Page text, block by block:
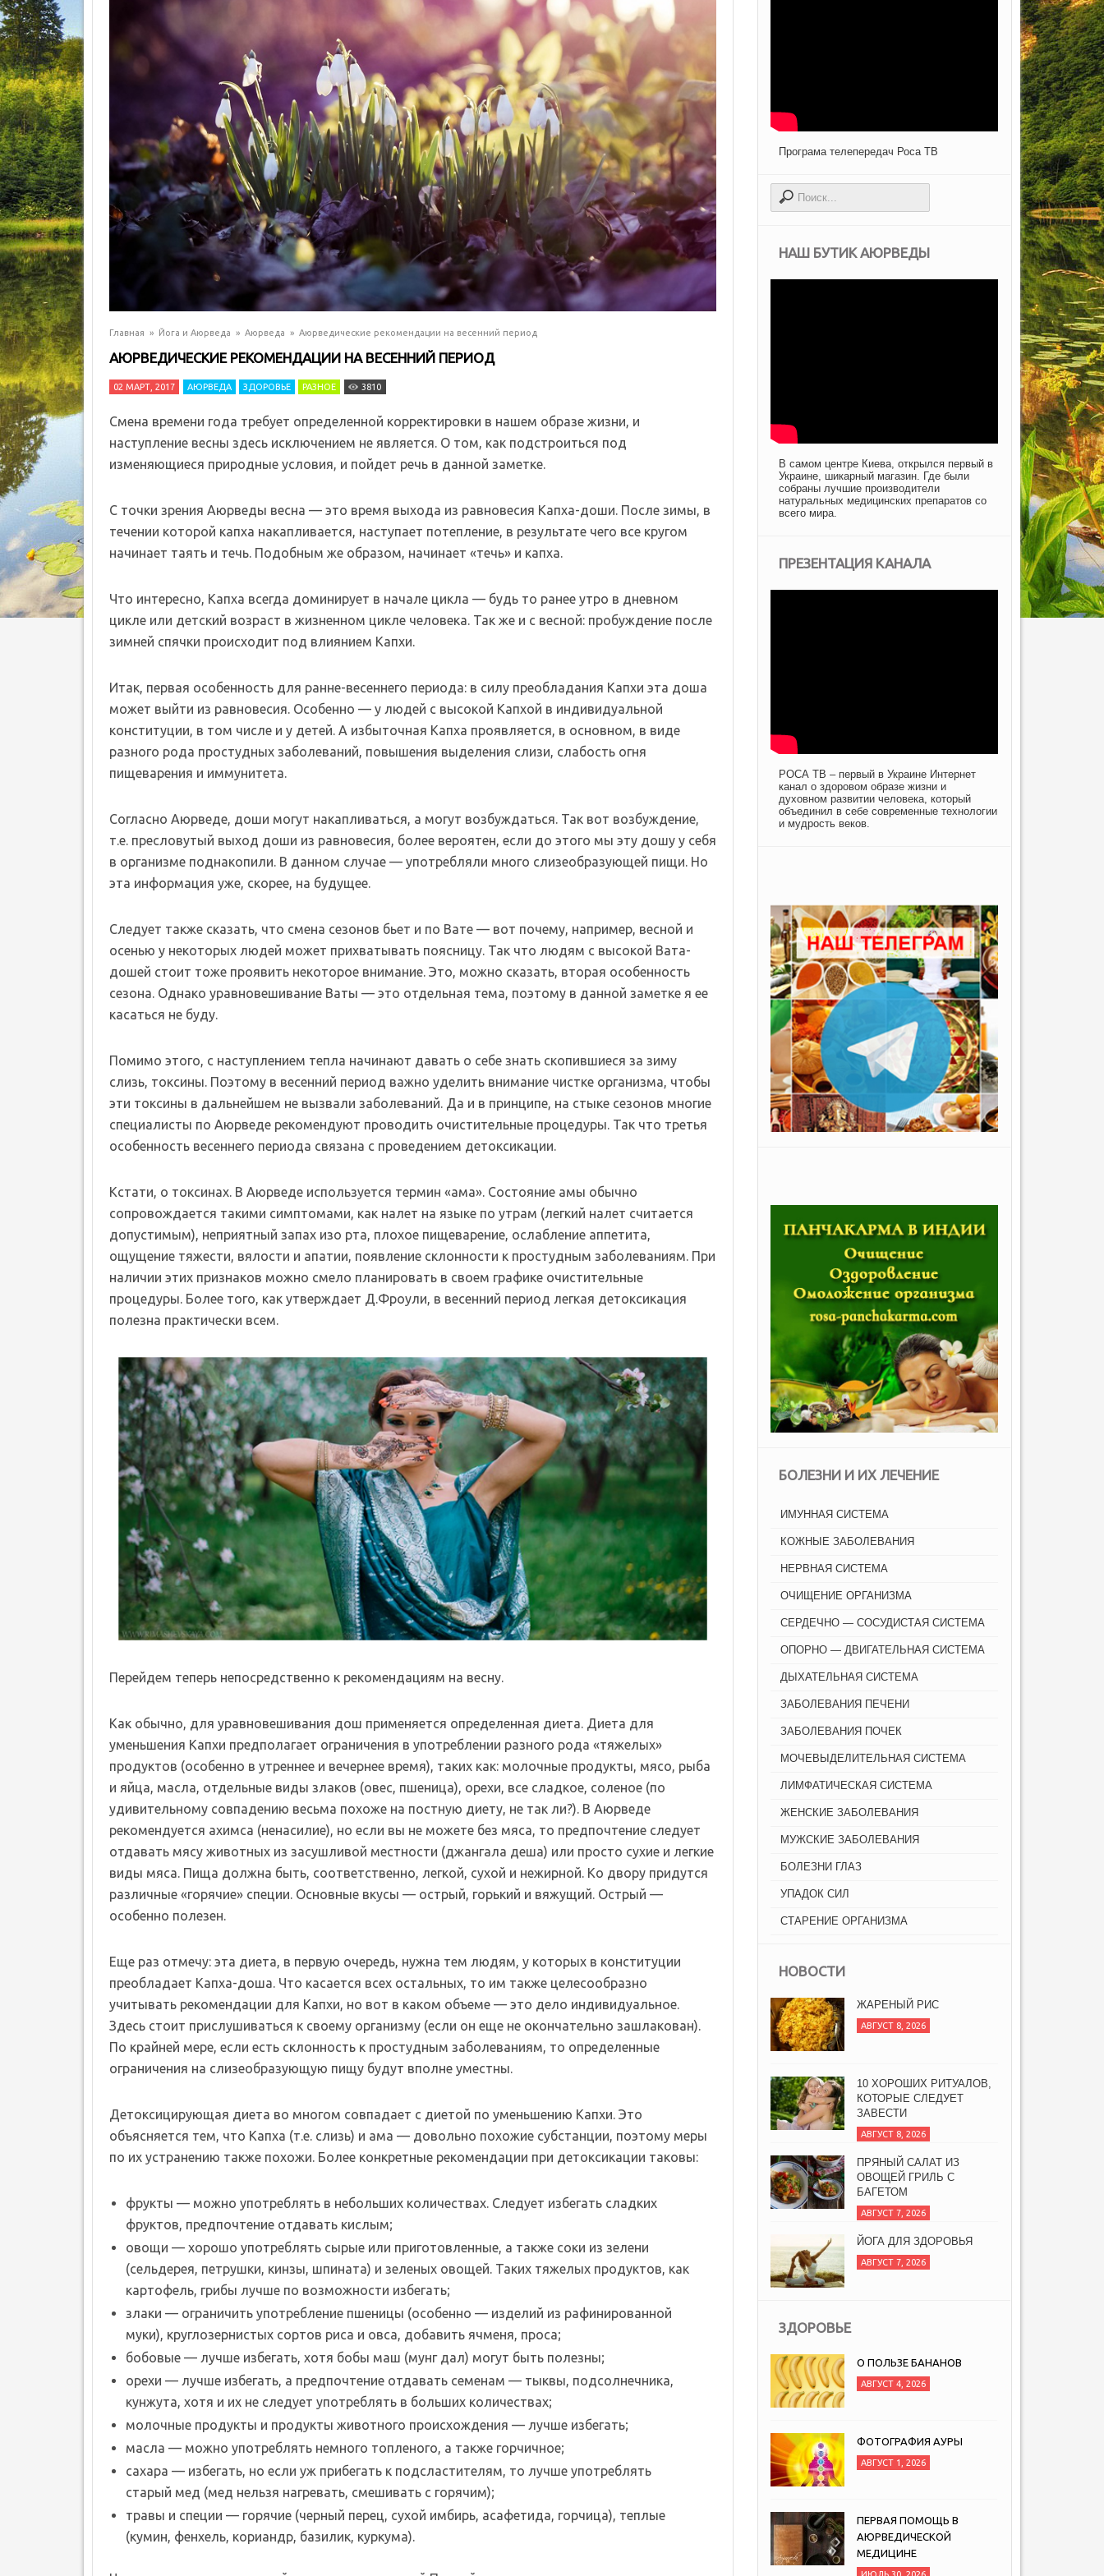
Главная » Йога и Аюрведа » Аюрведа » Аюрведические рекомендации на весенний период
АЮРВЕДИЧЕСКИЕ РЕКОМЕНДАЦИИ НА ВЕСЕННИЙ ПЕРИОД
02 МАРТ, 2017 АЮРВЕДА ЗДОРОВЬЕ РАЗНОЕ 3810
Смена времени года требует определенной корректировки в нашем образе жизни, и
наступление весны здесь исключением не является. О том, как подстроиться под
изменяющиеся природные условия, и пойдет речь в данной заметке.
С точки зрения Аюрведы весна — это время выхода из равновесия Капха-доши. После зимы, в
течении которой капха накапливается, наступает потепление, в результате чего все кругом
начинает таять и течь. Подобным же образом, начинает «течь» и капха.
Что интересно, Капха всегда доминирует в начале цикла — будь то ранее утро в дневном
цикле или детский возраст в жизненном цикле человека. Так же и с весной: пробуждение после
зимней спячки происходит под влиянием Капхи.
Итак, первая особенность для ранне-весеннего периода: в силу преобладания Капхи эта доша
может выйти из равновесия. Особенно — у людей с высокой Капхой в индивидуальной
конституции, в том числе и у детей. А избыточная Капха проявляется, в основном, в виде
разного рода простудных заболеваний, повышения выделения слизи, слабость огня
пищеварения и иммунитета.
Согласно Аюрведе, доши могут накапливаться, а могут возбуждаться. Так вот возбуждение,
т.е. пресловутый выход доши из равновесия, более вероятен, если до этого мы эту дошу у себя
в организме поднакопили. В данном случае — употребляли много слизеобразующей пищи. Но
эта информация уже, скорее, на будущее.
Следует также сказать, что смена сезонов бьет и по Вате — вот почему, например, весной и
осенью у некоторых людей может прихватывать поясницу. Так что людям с высокой Вата-
дошей стоит тоже проявить некоторое внимание. Это, можно сказать, вторая особенность
сезона. Однако уравновешивание Ваты — это отдельная тема, поэтому в данной заметке я ее
касаться не буду.
Помимо этого, с наступлением тепла начинают давать о себе знать скопившиеся за зиму
слизь, токсины. Поэтому в весенний период важно уделить внимание чистке организма, чтобы
эти токсины в дальнейшем не вызвали заболеваний. Да и в принципе, на стыке сезонов многие
специалисты по Аюрведе рекомендуют проводить очистительные процедуры. Так что третья
особенность весеннего периода связана с проведением детоксикации.
Кстати, о токсинах. В Аюрведе используется термин «ама». Состояние амы обычно
сопровождается такими симптомами, как налет на языке по утрам (легкий налет считается
допустимым), неприятный запах изо рта, плохое пищеварение, ослабление аппетита,
ощущение тяжести, вялости и апатии, появление склонности к простудным заболеваниям. При
наличии этих признаков можно смело планировать в своем графике очистительные
процедуры. Более того, как утверждает Д.Фроули, в весенний период легкая детоксикация
полезна практически всем.
Перейдем теперь непосредственно к рекомендациям на весну.
Как обычно, для уравновешивания дош применяется определенная диета. Диета для
уменьшения Капхи предполагает ограничения в употреблении разного рода «тяжелых»
продуктов (особенно в утреннее и вечернее время), таких как: молочные продукты, мясо, рыба
и яйца, масла, отдельные виды злаков (овес, пшеница), орехи, все сладкое, соленое (по
удивительному совпадению весьма похоже на постную диету, не так ли?). В Аюрведе
рекомендуется ахимса (ненасилие), но если вы не можете без мяса, то предпочтение следует
отдавать мясу животных из засушливой местности (джангала деша) или просто сухие и легкие
виды мяса. Пища должна быть, соответственно, легкой, сухой и нежирной. Ко двору придутся
различные «горячие» специи. Основные вкусы — острый, горький и вяжущий. Острый —
особенно полезен.
Еще раз отмечу: эта диета, в первую очередь, нужна тем людям, у которых в конституции
преобладает Капха-доша. Что касается всех остальных, то им также целесообразно
учитывать рекомендации для Капхи, но вот в каком объеме — это дело индивидуальное.
Здесь стоит прислушиваться к своему организму (если он еще не окончательно зашлакован).
По крайней мере, если есть склонность к простудным заболеваниям, то определенные
ограничения на слизеобразующую пищу будут вполне уместны.
Детоксицирующая диета во многом совпадает с диетой по уменьшению Капхи. Это
объясняется тем, что Капха (т.е. слизь) и ама — довольно похожие субстанции, поэтому меры
по их устранению также похожи. Более конкретные рекомендации при детоксикации таковы:
фрукты — можно употреблять в небольших количествах. Следует избегать сладких
фруктов, предпочтение отдавать кислым;
овощи — хорошо употреблять сырые или приготовленные, а также соки из зелени
(сельдерея, петрушки, кинзы, шпината) и зеленых овощей. Таких тяжелых продуктов, как
картофель, грибы лучше по возможности избегать;
злаки — ограничить употребление пшеницы (особенно — изделий из рафинированной
муки), круглозернистых сортов риса и овса, добавить ячменя, проса;
бобовые — лучше избегать, хотя бобы маш (мунг дал) могут быть полезны;
орехи — лучше избегать, а предпочтение отдавать семенам — тыквы, подсолнечника,
кунжута, хотя и их не следует употреблять в больших количествах;
молочные продукты и продукты животного происхождения — лучше избегать;
масла — можно употреблять немного топленого, а также горчичное;
сахара — избегать, но если уж прибегать к подсластителям, то лучше употреблять
старый мед (мед нельзя нагревать, смешивать с горячим);
травы и специи — горячие (черный перец, сухой имбирь, асафетида, горчица), теплые
(кумин, фенхель, кориандр, базилик, куркума).
Програма телепередач Роса ТВ
НАШ БУТИК АЮРВЕДЫ
В самом центре Киева, открылся первый в
Украине, шикарный магазин. Где были
собраны лучшие производители
натуральных медицинских препаратов со
всего мира.
ПРЕЗЕНТАЦИЯ КАНАЛА
РОСА ТВ – первый в Украине Интернет
канал о здоровом образе жизни и
духовном развитии человека, который
объединил в себе современные технологии
и мудрость веков.
БОЛЕЗНИ И ИХ ЛЕЧЕНИЕ
ИМУННАЯ СИСТЕМА
КОЖНЫЕ ЗАБОЛЕВАНИЯ
НЕРВНАЯ СИСТЕМА
ОЧИЩЕНИЕ ОРГАНИЗМА
СЕРДЕЧНО — СОСУДИСТАЯ СИСТЕМА
ОПОРНО — ДВИГАТЕЛЬНАЯ СИСТЕМА
ДЫХАТЕЛЬНАЯ СИСТЕМА
ЗАБОЛЕВАНИЯ ПЕЧЕНИ
ЗАБОЛЕВАНИЯ ПОЧЕК
МОЧЕВЫДЕЛИТЕЛЬНАЯ СИСТЕМА
ЛИМФАТИЧЕСКАЯ СИСТЕМА
ЖЕНСКИЕ ЗАБОЛЕВАНИЯ
МУЖСКИЕ ЗАБОЛЕВАНИЯ
БОЛЕЗНИ ГЛАЗ
УПАДОК СИЛ
СТАРЕНИЕ ОРГАНИЗМА
НОВОСТИ
ЖАРЕНЫЙ РИС
АВГУСТ 8, 2026
10 ХОРОШИХ РИТУАЛОВ,
КОТОРЫЕ СЛЕДУЕТ
ЗАВЕСТИ
АВГУСТ 8, 2026
ПРЯНЫЙ САЛАТ ИЗ
ОВОЩЕЙ ГРИЛЬ С
БАГЕТОМ
АВГУСТ 7, 2026
ЙОГА ДЛЯ ЗДОРОВЬЯ
АВГУСТ 7, 2026
ЗДОРОВЬЕ
О ПОЛЬЗЕ БАНАНОВ
АВГУСТ 4, 2026
ФОТОГРАФИЯ АУРЫ
АВГУСТ 1, 2026
ПЕРВАЯ ПОМОЩЬ В
АЮРВЕДИЧЕСКОЙ
МЕДИЦИНЕ